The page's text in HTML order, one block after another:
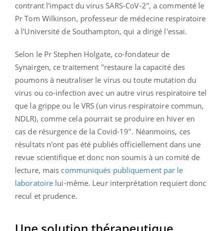
contrant l'impact du virus SARS-CoV-2", a commenté le
Pr Tom Wilkinson, professeur de médecine respiratoire
à l'Université de Southampton, qui a dirigé l'essai.
Selon le Pr Stephen Holgate, co-fondateur de
Synairgen, ce traitement "restaure la capacité des
poumons à neutraliser le virus ou toute mutation du
virus ou co-infection avec un autre virus respiratoire tel
que la grippe ou le VRS (un virus respiratoire commun,
NDLR), comme cela pourrait se produire en hiver en
cas de résurgence de la Covid-19". Néanmoins, ces
résultats n'ont pas été publiés officiellement dans une
revue scientifique et donc non soumis à un comité de
lecture, mais communiqués publiquement par le
laboratoire lui-même. Leur interprétation requiert donc
recul et prudence.